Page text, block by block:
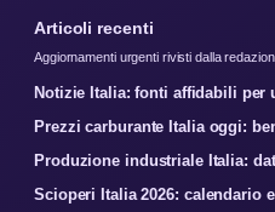
Articoli recenti
Aggiornamenti urgenti rivisti dalla
Notizie Italia: fonti affidabili per
Prezzi carburante Italia oggi:
Produzione industriale Italia:
Scioperi Italia 2026: calendario